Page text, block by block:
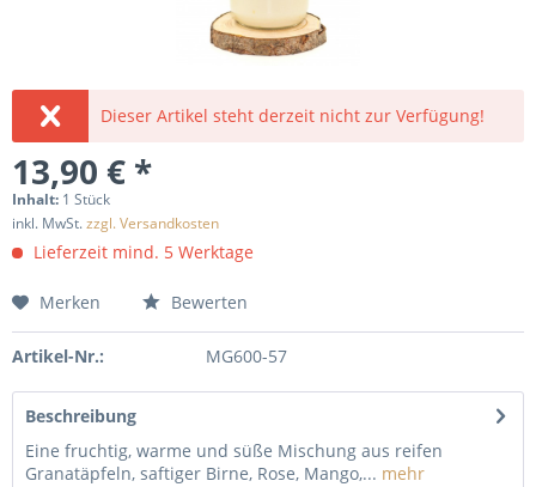
Dieser Artikel steht derzeit nicht zur Verfügung!
13,90 € *
Inhalt: 1 Stück
inkl. MwSt.zzgl. Versandkosten
Lieferzeit mind. 5 Werktage
Merken Bewerten
Artikel-Nr.: MG600-57
Beschreibung
Eine fruchtig, warme und süße Mischung aus reifen
Granatäpfeln, saftiger Birne, Rose, Mango,... mehr